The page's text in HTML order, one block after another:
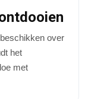
over
het
met